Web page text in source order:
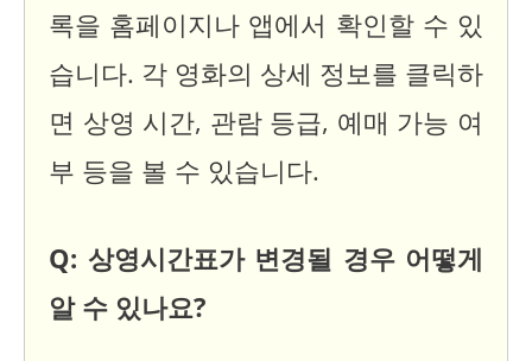
록을 홈페이지나 앱에서 확인할 수 있
습니다. 각 영화의 상세 정보를 클릭하
면 상영 시간, 관람 등급, 예매 가능 여
부 등을 볼 수 있습니다.
Q: 상영시간표가 변경될 경우 어떻게
알 수 있나요?